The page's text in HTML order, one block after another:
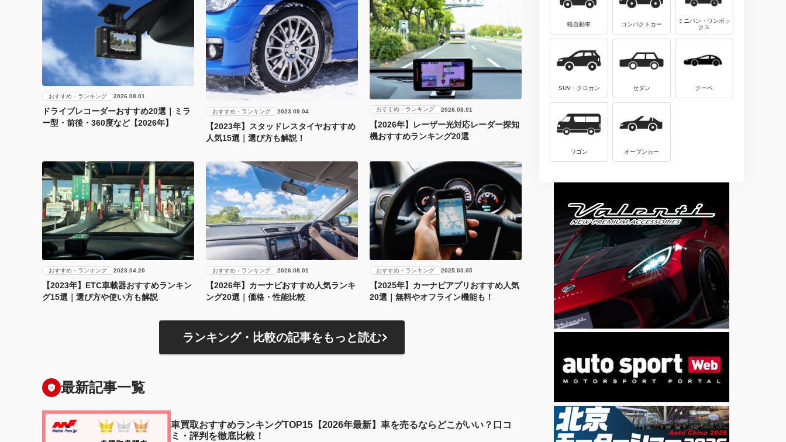
おすすめ・ランキング 2026.08.01
ドライブレコーダーおすすめ20選｜ミラ
ー型・前後・360度など【2026年】
おすすめ・ランキング 2023.09.04
【2023年】スタッドレスタイヤおすすめ
人気15選｜選び方も解説！
おすすめ・ランキング 2026.08.01
【2026年】レーザー光対応レーダー探知
機おすすめランキング20選
おすすめ・ランキング 2023.04.20
【2023年】ETC車載器おすすめランキン
グ15選｜選び方や使い方も解説
おすすめ・ランキング 2026.08.01
【2026年】カーナビおすすめ人気ランキ
ング20選｜価格・性能比較
おすすめ・ランキング 2025.03.05
【2025年】カーナビアプリおすすめ人気
20選｜無料やオフライン機能も！
ランキング・比較の記事をもっと読む
最新記事一覧
車買取おすすめランキングTOP15【2026年最新】車を売るならどこがいい？口コ
ミ・評判を徹底比較！
軽自動車 コンパクトカー
ミニバン・ワンボッ
クス
SUV・クロカン セダン クーペ
ワゴン オープンカー